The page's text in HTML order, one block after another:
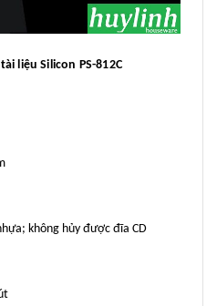
liệu Silicon PS-812C
không hủy được đĩa CD